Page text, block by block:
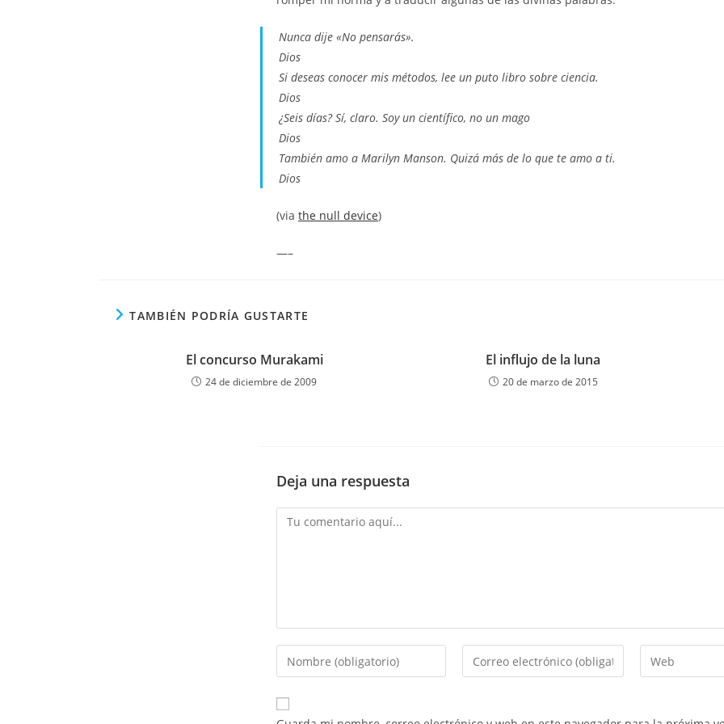
Nunca dije «No pensarás».
Dios
Si deseas conocer mis métodos, lee un puto libro sobre ciencia.
Dios
¿Seis días? Sí, claro. Soy un científico, no un mago
Dios
También amo a Marilyn Manson. Quizá más de lo que te amo a ti.
Dios
(via the null device)
—–
TAMBIÉN PODRÍA GUSTARTE
El concurso Murakami
24 de diciembre de 2009
El influjo de la luna
20 de marzo de 2015
Deja una respuesta
Comentario
Introduce
tu
nombre
o
Introduce
tu
Introduce
la